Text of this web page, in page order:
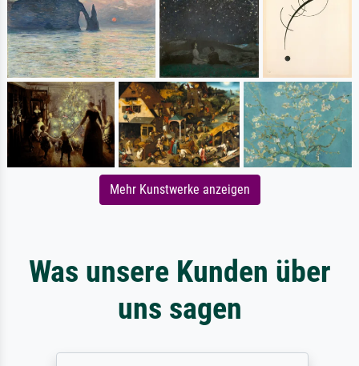
Mehr Kunstwerke anzeigen
Was unsere Kunden über
uns sagen